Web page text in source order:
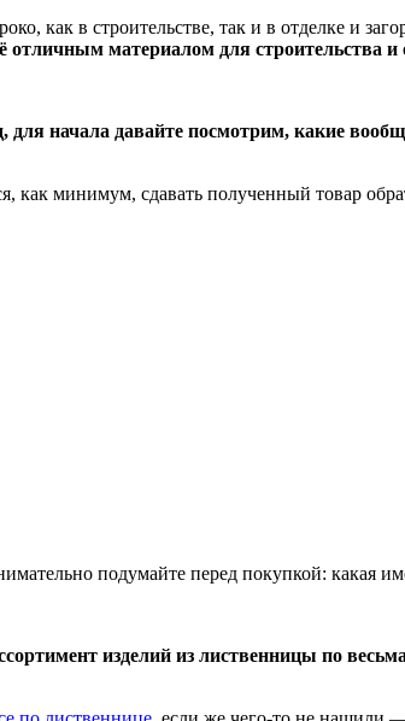
как в строительстве, так и в отделке и
отличным материалом для строительства и
начала давайте посмотрим, какие
как минимум, сдавать полученный товар
подумайте перед покупкой: какая
изделий из лиственницы по